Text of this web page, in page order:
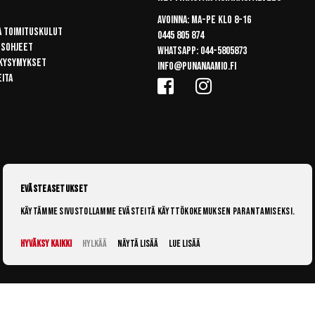
toimituskulut
Avoinna: Ma-pe klo 8-16
0445 805 874
Whatsapp: 044-5805873
info@punanaamio.fi
Evästeasetukset
Käytämme sivustollamme evästeitä käyttökokemuksen parantamiseksi.
Hyväksy kaikki Hylkää Näytä lisää Lue lisää